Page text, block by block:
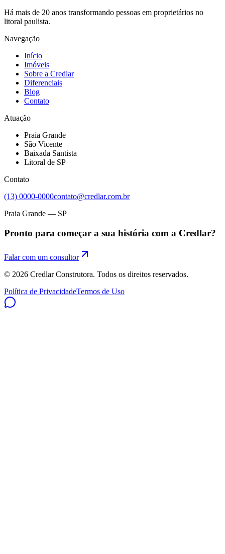
Há mais de 20 anos transformando pessoas em proprietários no
litoral paulista.
Navegação
Início
Imóveis
Sobre a Credlar
Diferenciais
Blog
Contato
Atuação
Praia Grande
São Vicente
Baixada Santista
Litoral de SP
Contato
(13) 0000-0000contato@credlar.com.br
Praia Grande — SP
Pronto para começar a sua história com a Credlar?
Falar com um consultor
© 2026 Credlar Construtora. Todos os direitos reservados.
Política de PrivacidadeTermos de Uso